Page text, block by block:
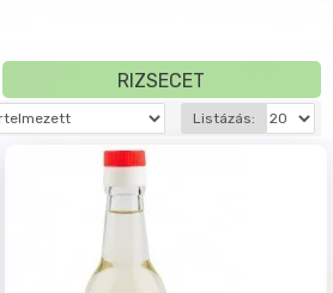
RIZSECET
Listázás: